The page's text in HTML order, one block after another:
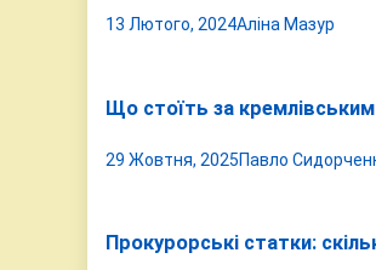
13 Лютого, 2024Аліна Мазур
Що стоїть за
29 Жовтня, 2025Павло
Прокурорські статки: